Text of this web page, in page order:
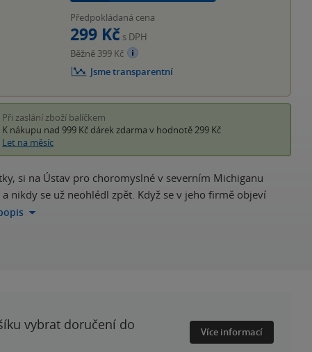
Předpokládaná cena
299 Kč s DPH
Běžně 399 Kč
Jsme transparentní
Při zaslání zboží balíčkem
K nákupu nad 999 Kč dárek zdarma v hodnotě 299 Kč
Let na měsíc
si na Ústav pro choromyslné v severním Michiganu
nikdy se už neohlédl zpět. Když se v jeho firmě objeví
vybrat doručení do
Více informací